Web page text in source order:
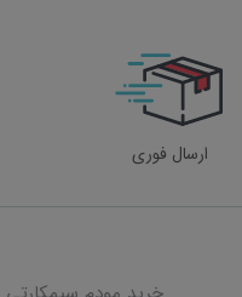
ارسال فوری